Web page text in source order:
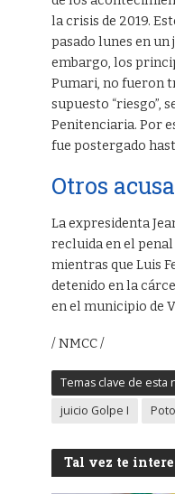
la crisis de 2019.
pasado lunes en un
embargo, los
Pumari, no fueron
supuesto “riesgo”,
Penitenciaria. Por
fue postergado
Otros
La expresidenta
recluida en el penal
mientras que Luis
detenido en la
en el municipio de
/ NMCC /
Temas clave de esta
juicio Golpe I
Tal vez te